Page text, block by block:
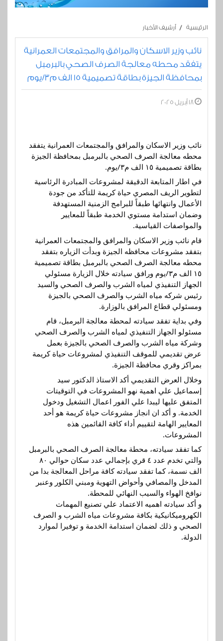
الرئيسية أرشيف الأخبار
نائب وزير الاسكان والمرافق والمجتمعات العمرانية
يتفقد محطه معالجة الصرف الصحي بالبرمبل
بمحافظة الجيزة بطاقة تصميمية ١٥ الف م٣/يوم
نائب وزير الاسكان والمرافق والمجتمعات العمرانية يتفقد
محطه معالجة الصرف الصحي بالبرمبل بمحافظة الجيزة
بطاقة تصميمية ١٥ الف م٣/يوم.
في اطار المتابعة الدقيقة لمشروعات المبادرة الرئاسية
لتطوير الريف المصري حياة كريمة للتأكد من جودة
الأعمال وانتهائها طبقاً للبرامج الزمنية المستهدفة
وضمان استدامة مستوي الخدمة طبقاً للمعايير
والمواصفات القياسية.
قام نائب وزير الاسكان والمرافق والمجتمعات العمرانية
بتفقد مشروعات محافظه الجيزة وبدأت الزياره بتفقد
محطه معالجة الصرف الصحي بالبرمبل بطاقة تصميمية
١٥ الف م٣/يوم ورافق سيادته خلال الزيارة مسئولي
الجهاز التنفيذي لمياه الشرب والصرف الصحي والسيد
رئيس شركه مياه الشرب والصرف الصحي بالجيزة
ومسئولي قطاع المرافق بالوزارة.
وفي بداية تفقد سيادته لمحطة معالجة البرمبل، قام
مسئولو الجهاز التنفيذي لمياه الشرب والصرف الصحي
وشركة مياه الشرب والصرف الصحي بالجيزة بعمل
عرض تقديمي للموقف التنفيذي لمشروعات حياة كريمة
بمراكز وقري محافظة الجيزة.
وخلال العرض التقديمي أكد الاستاذ الدكتور سيد
إسماعيل علي اهمية نهو المشروعات في التوقيتات
المتفق عليها ليبدا علي الفور اعمال التشغيل ودخول
الخدمة. و أكد ان انجاز مشروعات حياة كريمة هو أحد
المعايير الهامة لتقييم أداء كافة القائمين هذه
المشروعات.
كما تفقد سيادته، محطة معالجة الصرف الصحي بالبرمبل
والتي تخدم عدد ٤ قري بإجمالي عدد سكان حوالي ٨٠
الف نسمة، كما تفقد سيادته كافة مراحل المعالجة بدا من
المدخل والمصافي وأحواض التهوية ومبني الكلور وعنبر
نوافخ الهواء والسيب النهائي للمحطة.
و أكد سيادته اهميه الاعتماد علي تصنيع المهمات
الكهروميكانيكية بكافة مشروعات مياه الشرب و الصرف
الصحي و ذلك لضمان استدامة الخدمة و توفيرا لموارد
الدولة.